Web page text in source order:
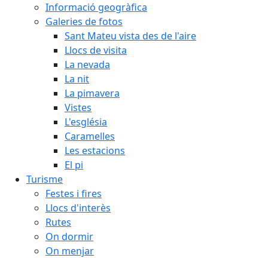
Informació geogràfica
Galeries de fotos
Sant Mateu vista des de l'aire
Llocs de visita
La nevada
La nit
La pimavera
Vistes
L'església
Caramelles
Les estacions
El pi
Turisme
Festes i fires
Llocs d'interès
Rutes
On dormir
On menjar